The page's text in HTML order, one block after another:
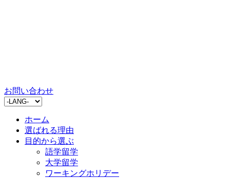
お問い合わせ
ホーム
選ばれる理由
目的から選ぶ
語学留学
大学留学
ワーキングホリデー